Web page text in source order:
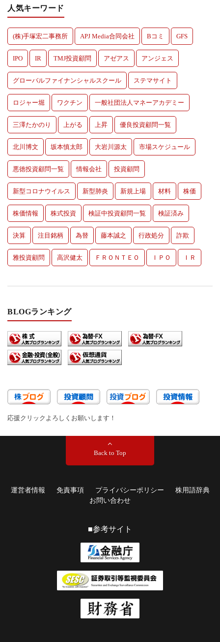
人気キーワード
(株)手塚宏二事務所 APJ Media合同会社 Bコミ GFS
IPO IR TMJ投資顧問 アゼアス アンジェス
グローバルファイナンシャルスクール ステマサイト
ロジャー堀 ワクチン 一般社団法人マネーアカデミー
三澤たかのり 上がる 上昇 優良投資顧問一覧
北川博文 坂本慎太郎 大岩川源太 市場スケジュール
悪徳投資顧問一覧 情報会社 投資顧問
新型コロナウイルス 新型肺炎 新規上場 材料 株価
株価情報 株式投資 検証中投資顧問一覧 検証済み
決算 注目銘柄 為替 藤本誠之 行政処分 詐欺
雅投資顧問 高沢健太 ＦＲＯＮＴＥＯ ＩＰＯ ＩＲ
BLOGランキング
応援クリックよろしくお願いします！
Back to Top
運営者情報 免責事項 プライバシーポリシー
株用語辞典
お問い合わせ
■参考サイト